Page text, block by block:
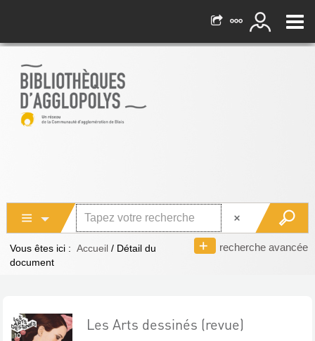
recherche avancée
Vous êtes ici : Accueil / Détail du
document
Les Arts dessinés (revue)